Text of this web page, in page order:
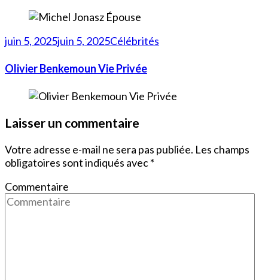
juin 5, 2025juin 5, 2025Célébrités
Olivier Benkemoun Vie Privée
Laisser un commentaire
Votre adresse e-mail ne sera pas publiée. Les champs
obligatoires sont indiqués avec*
Commentaire